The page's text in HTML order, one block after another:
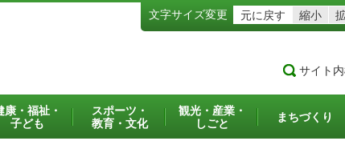
文字サイズ変更 元に戻す 縮小
サイト
康・福祉・
子ども
スポーツ・
教育・文化
観光・産業・
しごと
まちづくり